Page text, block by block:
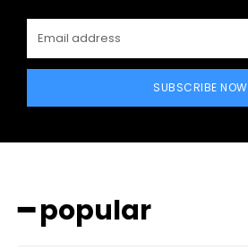
SUBSCRIBE NOW
━ popular